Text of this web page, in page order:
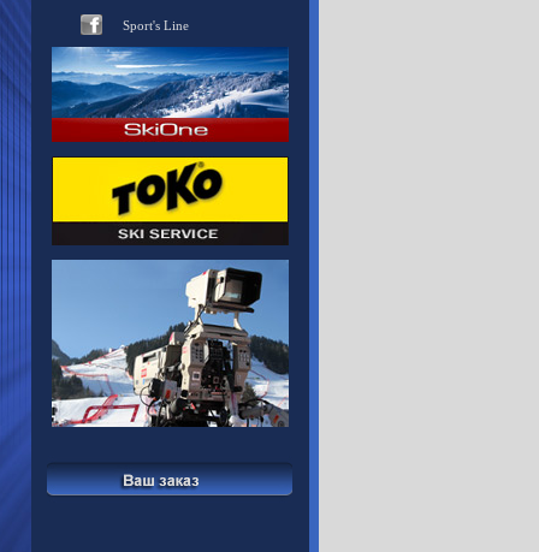
Sport's Line